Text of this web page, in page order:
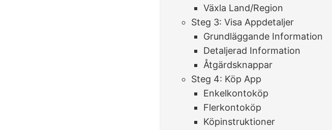
Växla Land/Region
Steg 3: Visa Appdetaljer
Grundläggande Information
Detaljerad Information
Åtgärdsknappar
Steg 4: Köp App
Enkelkontoköp
Flerkontoköp
Köpinstruktioner